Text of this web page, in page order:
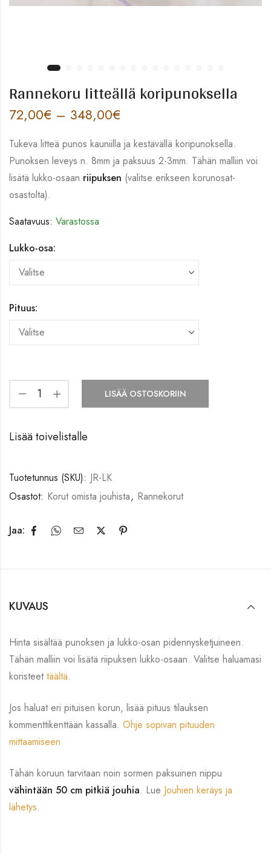
Rannekoru litteällä koripunoksella
72,00€ – 348,00€
Tukeva litteä punos kauniilla ja kestävällä koripunoksella.
Punoksen leveys n. 8mm ja paksuus 2-3mm. Tähän malliin voi
lisätä lukko-osaan riipuksen (valitse erikseen korunosat-
osastolta).
Saatavuus: Varastossa
Lukko-osa:
Pituus:
LISÄÄ OSTOSKORIIN
Lisää toivelistalle
Tuotetunnus (SKU): JR-LK
Osastot: Korut omista jouhista, Rannekorut
Jaa:
KUVAUS
Hinta sisältää punoksen ja lukko-osan pidennysketjuineen.
Tähän malliin voi lisätä riipuksen lukko-osaan. Valitse haluamasi
koristeettäältä.
Jos haluat eri pituisen korun, lisää pituus tilauksen
kommenttikenttään kassalla. Ohje sopivan pituuden
mittaamiseen
Tähän koruun tarvitaan noin sormen paksuinen nippu
vähintään 50 cm pitkiä jouhia. Lue Jouhien keräys ja
lähetys.